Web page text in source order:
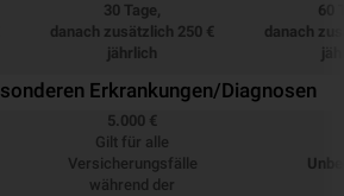
30 Tage,
danach zusätzlich 250 €
jährlich
60
danach
Erkrankungen/Diagnosen
5.000 €
Gilt für alle
Versicherungsfälle
während der